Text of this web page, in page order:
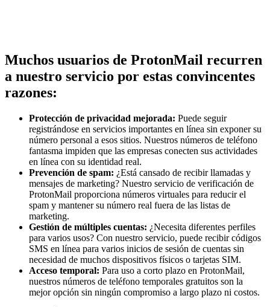
Muchos usuarios de ProtonMail recurren
a nuestro servicio por estas convincentes
razones:
Protección de privacidad mejorada: Puede seguir
registrándose en servicios importantes en línea sin exponer su
número personal a esos sitios. Nuestros números de teléfono
fantasma impiden que las empresas conecten sus actividades
en línea con su identidad real.
Prevención de spam: ¿Está cansado de recibir llamadas y
mensajes de marketing? Nuestro servicio de verificación de
ProtonMail proporciona números virtuales para reducir el
spam y mantener su número real fuera de las listas de
marketing.
Gestión de múltiples cuentas: ¿Necesita diferentes perfiles
para varios usos? Con nuestro servicio, puede recibir códigos
SMS en línea para varios inicios de sesión de cuentas sin
necesidad de muchos dispositivos físicos o tarjetas SIM.
Acceso temporal: Para uso a corto plazo en ProtonMail,
nuestros números de teléfono temporales gratuitos son la
mejor opción sin ningún compromiso a largo plazo ni costos.